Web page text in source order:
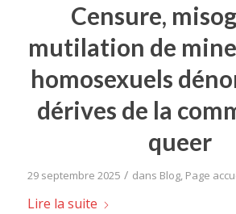
Censure,
mutilation de
homosexuels
dérives de la
queer
29 septembre 2025 / dans Blog, Page
Lire la suite